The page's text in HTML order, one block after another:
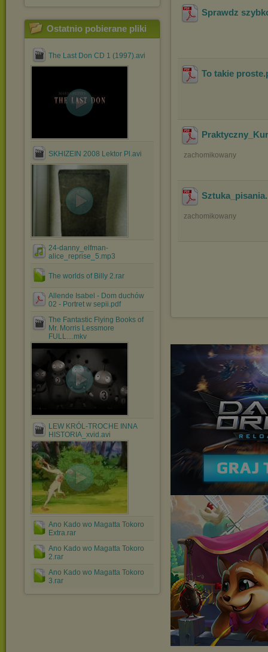
Ostatnio pobierane pliki
The Last Don CD 1 (1997).avi
SKHIZEIN 2008 Lektor Pl.avi
24-danny_elfman-
alice_reprise_5.mp3
The worlds of Billy 2.rar
Allende Isabel - Dom duchów
02 - Portret w sepii.pdf
The Fantastic Flying Books of
Mr. Morris Lessmore
FULL....mkv
LEW KRÓL-TROCHE INNA
HISTORIA_xvid.avi
Ano Kado wo Magatta Tokoro
Extra.rar
Ano Kado wo Magatta Tokoro
2.rar
Ano Kado wo Magatta Tokoro
3.rar
Sprawdz
To takie proste
zachomikowany
Sztuka_pisania
zachomikowany